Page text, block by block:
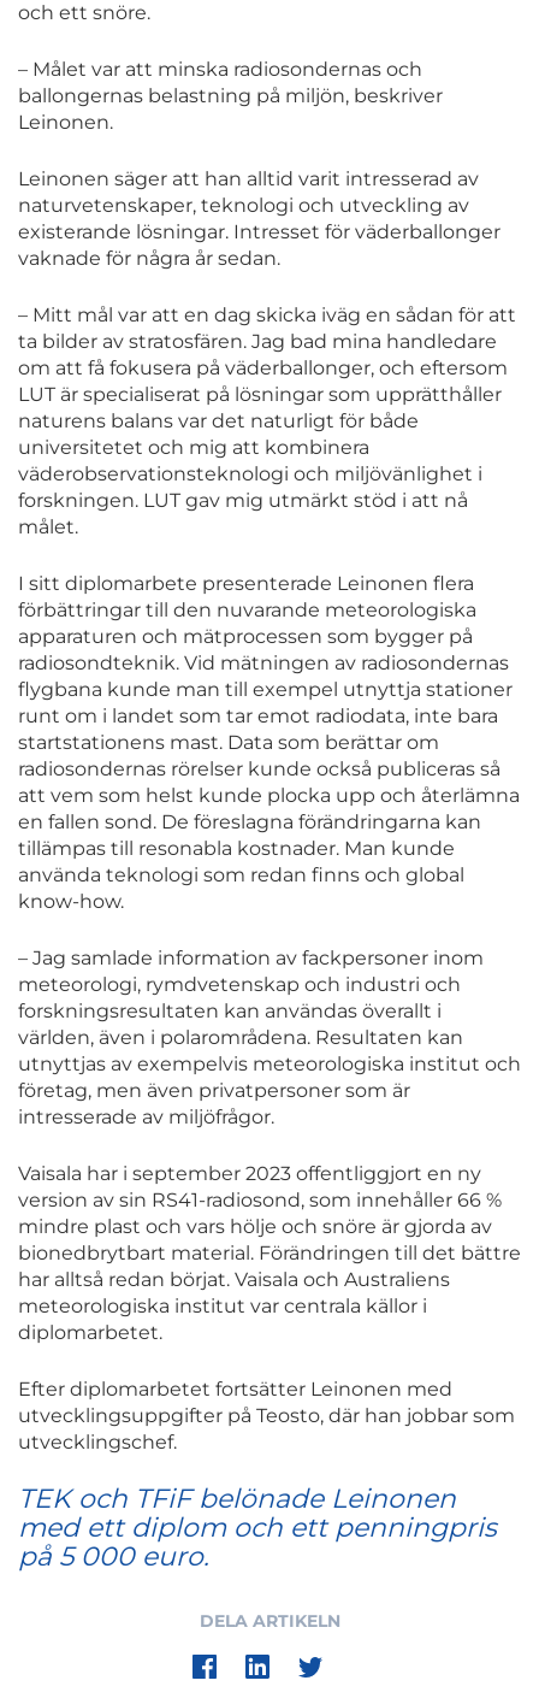
och ett snöre.
– Målet var att minska radiosondernas och
ballongernas belastning på miljön, beskriver
Leinonen.
Leinonen säger att han alltid varit intresserad av
naturvetenskaper, teknologi och utveckling av
existerande lösningar. Intresset för väderballonger
vaknade för några år sedan.
– Mitt mål var att en dag skicka iväg en sådan för att
ta bilder av stratosfären. Jag bad mina handledare
om att få fokusera på väderballonger, och eftersom
LUT är specialiserat på lösningar som upprätthåller
naturens balans var det naturligt för både
universitetet och mig att kombinera
väderobservationsteknologi och miljövänlighet i
forskningen. LUT gav mig utmärkt stöd i att nå
målet.
I sitt diplomarbete presenterade Leinonen flera
förbättringar till den nuvarande meteorologiska
apparaturen och mätprocessen som bygger på
radiosondteknik. Vid mätningen av radiosondernas
flygbana kunde man till exempel utnyttja stationer
runt om i landet som tar emot radiodata, inte bara
startstationens mast. Data som berättar om
radiosondernas rörelser kunde också publiceras så
att vem som helst kunde plocka upp och återlämna
en fallen sond. De föreslagna förändringarna kan
tillämpas till resonabla kostnader. Man kunde
använda teknologi som redan finns och global
know-how.
– Jag samlade information av fackpersoner inom
meteorologi, rymdvetenskap och industri och
forskningsresultaten kan användas överallt i
världen, även i polarområdena. Resultaten kan
utnyttjas av exempelvis meteorologiska institut och
företag, men även privatpersoner som är
intresserade av miljöfrågor.
Vaisala har i september 2023 offentliggjort en ny
version av sin RS41-radiosond, som innehåller 66 %
mindre plast och vars hölje och snöre är gjorda av
bionedbrytbart material. Förändringen till det bättre
har alltså redan börjat. Vaisala och Australiens
meteorologiska institut var centrala källor i
diplomarbetet.
Efter diplomarbetet fortsätter Leinonen med
utvecklingsuppgifter på Teosto, där han jobbar som
utvecklingschef.
TEK och TFiF belönade Leinonen
med ett diplom och ett penningpris
på 5 000 euro.
DELA ARTIKELN